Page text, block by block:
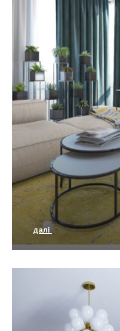
Еко дизайн
далі